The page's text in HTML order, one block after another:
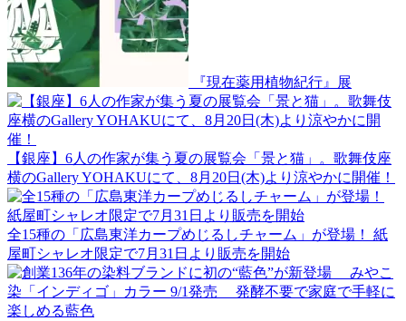
『現在薬用植物紀行』展
【銀座】6人の作家が集う夏の展覧会「景と猫」。歌舞伎座
横のGallery YOHAKUにて、8月20日(木)より涼やかに開催！
全15種の「広島東洋カープめじるしチャーム」が登場！ 紙
屋町シャレオ限定で7月31日より販売を開始